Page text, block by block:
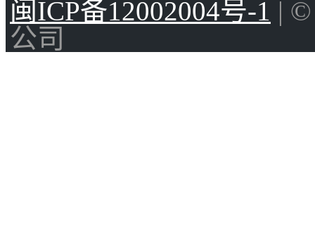
闽ICP备12002004号-1 |
公司